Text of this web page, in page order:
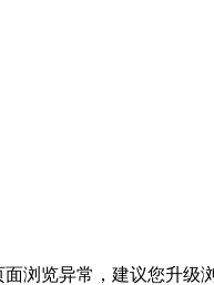
浏览异常，建议您升级